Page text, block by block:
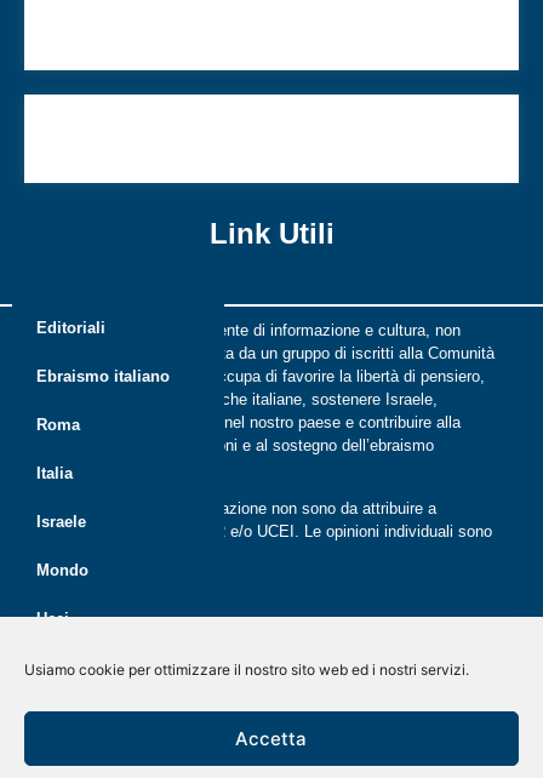
Usiamo cookie per ottimizzare il nostro sito web ed i nostri servizi.
Accetta
Link Utili
Editoriali
Ebraismo italiano
Roma
Italia
Israele
Mondo
Ucei
CER
Giovani
Economia
Riflessi è una rivista indipendente di informazione e cultura, non
periodica, digitale e on line nata da un gruppo di iscritti alla Comunità
ebraica di Roma. Riflessi si occupa di favorire la libertà di pensiero,
il dialogo tra le comunità ebraiche italiane, sostenere Israele,
promuovere la cultura ebraica nel nostro paese e contribuire alla
crescita delle nuove generazioni e al sostegno dell’ebraismo
italiano.
Le opinioni espresse dalla redazione non sono da attribuire a
nessuna lista presente in CER e/o UCEI. Le opinioni individuali sono
Rivista on line dal 2020